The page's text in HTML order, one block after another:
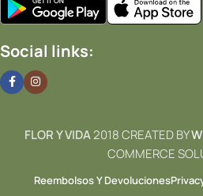
Completa tu
Social links:
FLOR Y VIDA2018 CREATED BY
COMMERCE
Reembolsos Y Devoluciones